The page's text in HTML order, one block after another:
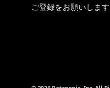
ご登録をお願いします